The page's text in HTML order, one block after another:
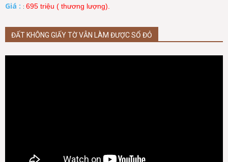
Giá : : 695 triệu ( thương lượng).
ĐẤT KHÔNG GIẤY TỜ VẪN LÀM ĐƯỢC SỔ ĐỎ